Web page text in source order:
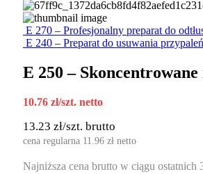
E 270 – Profesjonalny preparat do
E 240 – Preparat do usuwania
E 250 –
10.76 zł/szt. netto
13.23 zł/szt. brutto
cena regularna 11.96 zł netto
Najniższa cena brutto w ciągu ostatnich